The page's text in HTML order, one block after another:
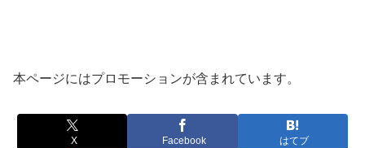
本ページにはプロモーションが含まれています。
X Facebook はてブ